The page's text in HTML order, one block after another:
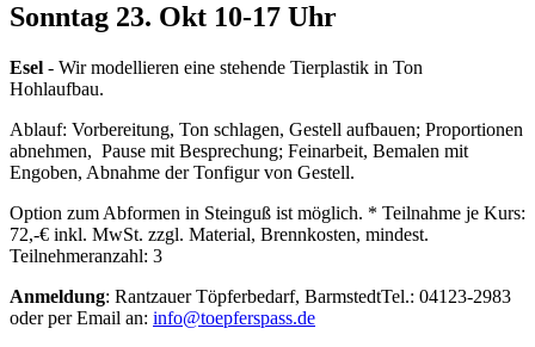
Sonntag 23. Okt 10-17 Uhr
Esel - Wir modellieren eine stehende Tierplastik in Ton
Hohlaufbau.
Ablauf: Vorbereitung, Ton schlagen, Gestell aufbauen; Proportionen
abnehmen, Pause mit Besprechung; Feinarbeit, Bemalen mit
Engoben, Abnahme der Tonfigur von Gestell.
Option zum Abformen in Steinguß ist möglich. * Teilnahme je Kurs:
72,-€ inkl. MwSt. zzgl. Material, Brennkosten, mindest.
Teilnehmeranzahl: 3
Anmeldung: Rantzauer Töpferbedarf, BarmstedtTel.: 04123-2983
oder per Email an: info@toepferspass.de